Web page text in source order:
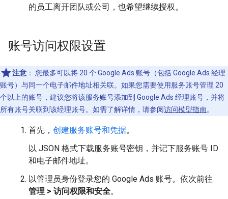
的员工离开团队或公司，也希望继续授权。
账号访问权限设置
注意 ： 您最多可以将 20 个 Google Ads 账号（包括 Google Ads 经理
账号）与同一个电子邮件地址相关联。如果您需要使用服务账号管理 20
个以上的账号，建议您将该服务账号添加到 Google Ads 经理账号，并将
所有账号关联到该经理账号。如需了解详情，请参阅访问模型指南。
首先， 创建服务账号和凭据。
以 JSON 格式下载服务账号密钥，并记下服务账号 ID
和电子邮件地址。
以管理员身份登录您的 Google Ads 账号。依次前往
管理 > 访问权限和安全。